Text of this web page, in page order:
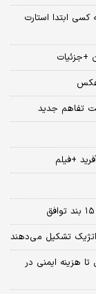
ابتدا استارت
+جزئیات
عکس
تفاهم جدید
+فیلم
تشکیل می‌دهند
هزینه ایمنی در